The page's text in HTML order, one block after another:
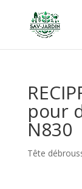
pour
N830
Tête